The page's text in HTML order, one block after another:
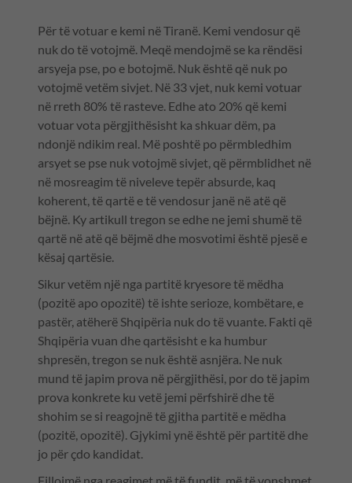
Për të votuar e kemi në Tiranë. Kemi vendosur që
nuk do të votojmë. Meqë mendojmë se ka rëndësi
arsyeja pse, po e botojmë. Nuk është që nuk po
votojmë vetëm sivjet. Në 33 vjet, nuk kemi votuar
në rreth 80% të rasteve. Edhe ato 20% që kemi
votuar vota përgjithësisht ka shkuar dëm, pa
ndonjë ndikim real. Më poshtë po përmbledhim
arsyet se pse nuk votojmë sivjet, që përmblidhet në
në mosreagim të niveleve tepër absurde, kaq
koherent, të qartë e të vendosur janë në atë që
bëjnë. Ky artikull tregon se edhe ne jemi shumë të
qartë në atë që bëjmë dhe mosvotimi është pjesë e
kësaj qartësie.
Sikur vetëm një nga partitë kryesore të mëdha
(pozitë apo opozitë) të ishte serioze, kombëtare, e
pastër, atëherë Shqipëria nuk do të vuante. Fakti që
Shqipëria vuan dhe qartësisht e ka humbur
shpresën, tregon se nuk është asnjëra. Ne nuk
mund të japim prova në përgjithësi, por do të japim
prova konkrete ku vetë jemi përfshirë dhe të
shohim se si reagojnë të gjitha partitë e mëdha
(pozitë, opozitë). Gjykimi ynë është për partitë dhe
jo për çdo kandidat.